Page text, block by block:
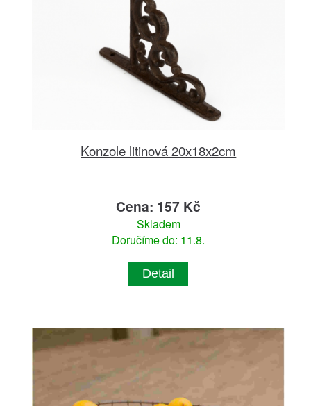
Konzole litinová 20x18x2cm
Cena: 157 Kč
Skladem
Doručíme do: 11.8.
Detail